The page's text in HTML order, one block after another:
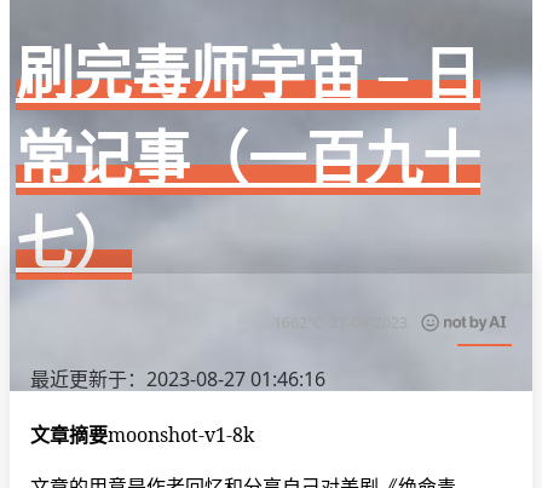
刷完毒师宇宙 – 日
常记事（一百九十
七）
1662°C 27-08-2023
最近更新于：2023-08-27 01:46:16
文章摘要moonshot-v1-8k